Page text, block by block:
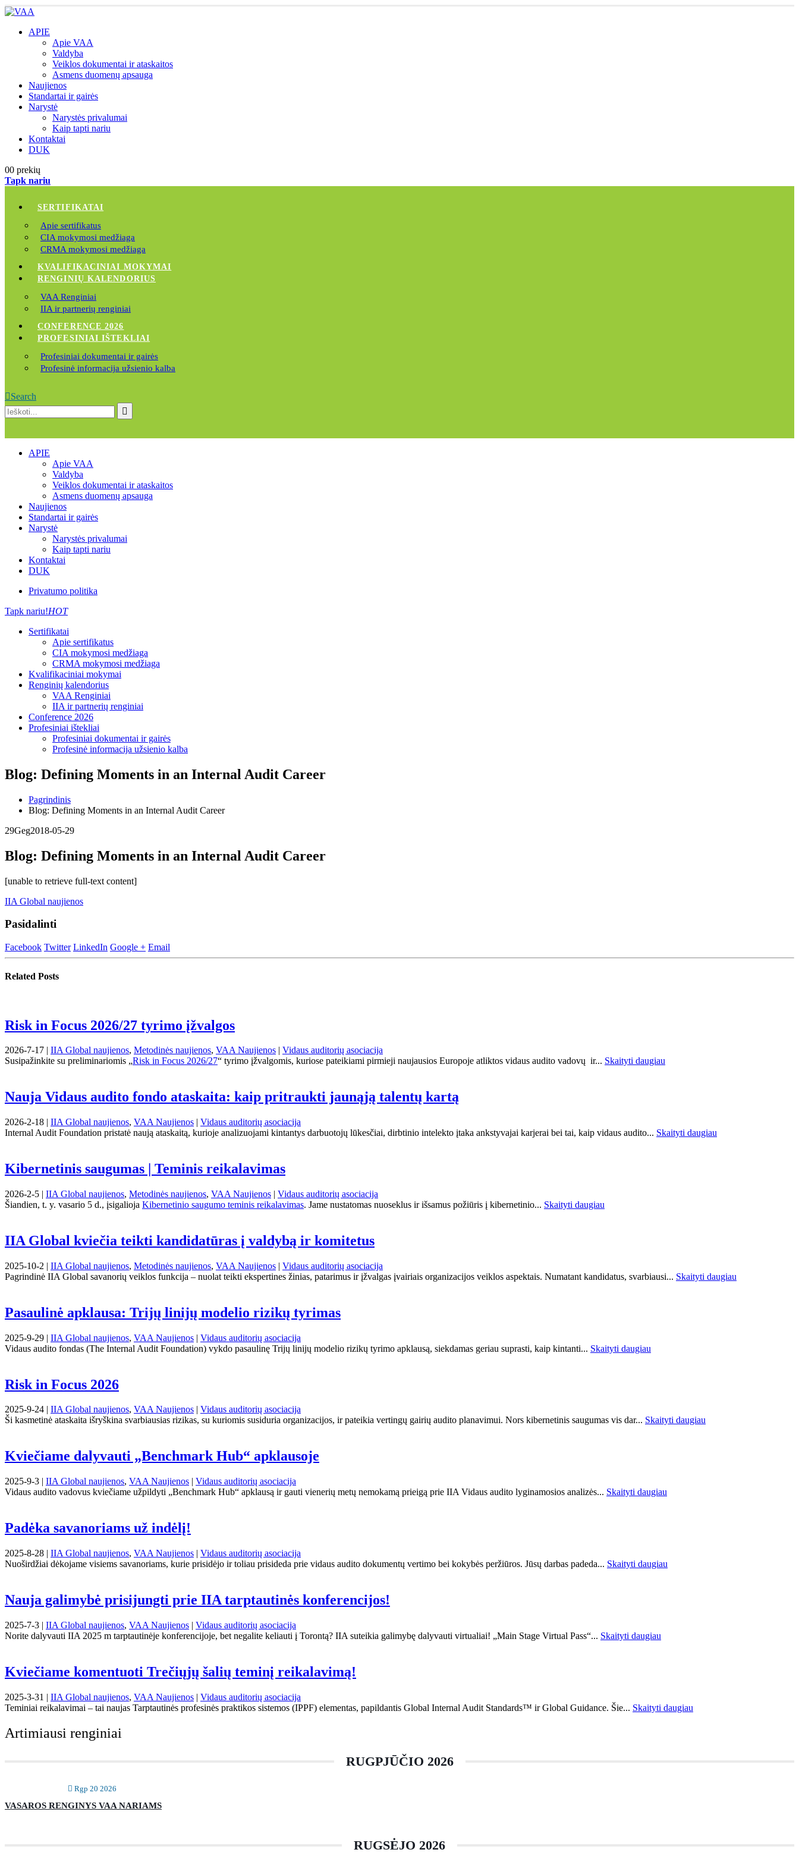
APIE
Apie VAA
Valdyba
Veiklos dokumentai ir ataskaitos
Asmens duomenų apsauga
Naujienos
Standartai ir gairės
Narystė
Narystės privalumai
Kaip tapti nariu
Kontaktai
DUK
00 prekių
Tapk nariu
SERTIFIKATAI
Apie sertifikatus
CIA mokymosi medžiaga
CRMA mokymosi medžiaga
KVALIFIKACINIAI MOKYMAI
RENGINIŲ KALENDORIUS
VAA Renginiai
IIA ir partnerių renginiai
CONFERENCE 2026
PROFESINIAI IŠTEKLIAI
Profesiniai dokumentai ir gairės
Profesinė informacija užsienio kalba
Search
APIE
Apie VAA
Valdyba
Veiklos dokumentai ir ataskaitos
Asmens duomenų apsauga
Naujienos
Standartai ir gairės
Narystė
Narystės privalumai
Kaip tapti nariu
Kontaktai
DUK
Privatumo politika
Tapk nariu!HOT
Sertifikatai
Apie sertifikatus
CIA mokymosi medžiaga
CRMA mokymosi medžiaga
Kvalifikaciniai mokymai
Renginių kalendorius
VAA Renginiai
IIA ir partnerių renginiai
Conference 2026
Profesiniai ištekliai
Profesiniai dokumentai ir gairės
Profesinė informacija užsienio kalba
Blog: ​Defining Moments in an Internal Audit Career
Pagrindinis
Blog: ​Defining Moments in an Internal Audit Career
29Geg2018-05-29
Blog: ​Defining Moments in an Internal Audit Career
[unable to retrieve full-text content]
IIA Global naujienos
Pasidalinti
Facebook Twitter LinkedIn Google + Email
Related Posts
Risk in Focus 2026/27 tyrimo įžvalgos
2026-7-17 | IIA Global naujienos, Metodinės naujienos, VAA Naujienos | Vidaus auditorių asociacija
Susipažinkite su preliminariomis „Risk in Focus 2026/27“ tyrimo įžvalgomis, kuriose pateikiami pirmieji naujausios Europoje atliktos vidaus audito vadovų ir... Skaityti daugiau
Nauja Vidaus audito fondo ataskaita: kaip pritraukti jaunąją talentų kartą
2026-2-18 | IIA Global naujienos, VAA Naujienos | Vidaus auditorių asociacija
Internal Audit Foundation pristatė naują ataskaitą, kurioje analizuojami kintantys darbuotojų lūkesčiai, dirbtinio intelekto įtaka ankstyvajai karjerai bei tai, kaip vidaus audito... Skaityti daugiau
Kibernetinis saugumas | Teminis reikalavimas
2026-2-5 | IIA Global naujienos, Metodinės naujienos, VAA Naujienos | Vidaus auditorių asociacija
Šiandien, t. y. vasario 5 d., įsigalioja Kibernetinio saugumo teminis reikalavimas. Jame nustatomas nuoseklus ir išsamus požiūris į kibernetinio... Skaityti daugiau
IIA Global kviečia teikti kandidatūras į valdybą ir komitetus
2025-10-2 | IIA Global naujienos, Metodinės naujienos, VAA Naujienos | Vidaus auditorių asociacija
Pagrindinė IIA Global savanorių veiklos funkcija – nuolat teikti ekspertines žinias, patarimus ir įžvalgas įvairiais organizacijos veiklos aspektais. Numatant kandidatus, svarbiausi... Skaityti daugiau
Pasaulinė apklausa: Trijų linijų modelio rizikų tyrimas
2025-9-29 | IIA Global naujienos, VAA Naujienos | Vidaus auditorių asociacija
Vidaus audito fondas (The Internal Audit Foundation) vykdo pasaulinę Trijų linijų modelio rizikų tyrimo apklausą, siekdamas geriau suprasti, kaip kintanti... Skaityti daugiau
Risk in Focus 2026
2025-9-24 | IIA Global naujienos, VAA Naujienos
Vidaus auditorių asociacija
Ši kasmetinė ataskaita išryškina svarbiausias rizikas, su kuriomis susiduria organizacijos, ir pateikia vertingų gairių audito planavimui. Nors kibernetinis saugumas vis dar... Skaityti daugiau
Kviečiame dalyvauti „Benchmark Hub“ apklausoje
2025-9-3 | IIA Global naujienos, VAA Naujienos | Vidaus auditorių asociacija
Vidaus audito vadovus kviečiame užpildyti „Benchmark Hub“ apklausą ir gauti vienerių metų nemokamą prieigą prie IIA Vidaus audito lyginamosios analizės... Skaityti daugiau
Padėka savanoriams už indėlį!
2025-8-28 | IIA Global naujienos, VAA Naujienos | Vidaus auditorių asociacija
Nuoširdžiai dėkojame visiems savanoriams, kurie prisidėjo ir toliau prisideda prie vidaus audito dokumentų vertimo bei kokybės peržiūros. Jūsų darbas padeda... Skaityti daugiau
Nauja galimybė prisijungti prie IIA tarptautinės konferencijos!
2025-7-3 | IIA Global naujienos, VAA Naujienos | Vidaus auditorių asociacija
Norite dalyvauti IIA 2025 m tarptautinėje konferencijoje, bet negalite keliauti į Torontą? IIA suteikia galimybę dalyvauti virtualiai! „Main Stage Virtual Pass“... Skaityti daugiau
Kviečiame komentuoti Trečiųjų šalių teminį reikalavimą!
2025-3-31 | IIA Global naujienos, VAA Naujienos | Vidaus auditorių asociacija
Teminiai reikalavimai – tai naujas Tarptautinės profesinės praktikos sistemos (IPPF) elementas, papildantis Global Internal Audit Standards™ ir Global Guidance. Šie... Skaityti daugiau
Artimiausi renginiai
RUGPJŪČIO 2026
Rgp 20 2026
VASAROS RENGINYS VAA NARIAMS
RUGSĖJO 2026